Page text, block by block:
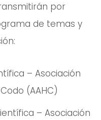
por
de temas y
– Asociación
(AAHC)
– Asociación